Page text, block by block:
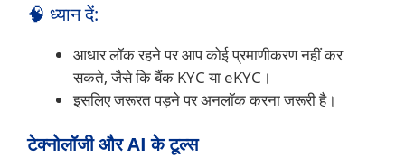
🧠 ध्यान दें:
आधार लॉक रहने पर आप कोई प्रमाणीकरण नहीं कर
सकते, जैसे कि बैंक KYC या eKYC।
इसलिए जरूरत पड़ने पर अनलॉक करना जरूरी है।
टेक्नोलॉजी और AI के टूल्स